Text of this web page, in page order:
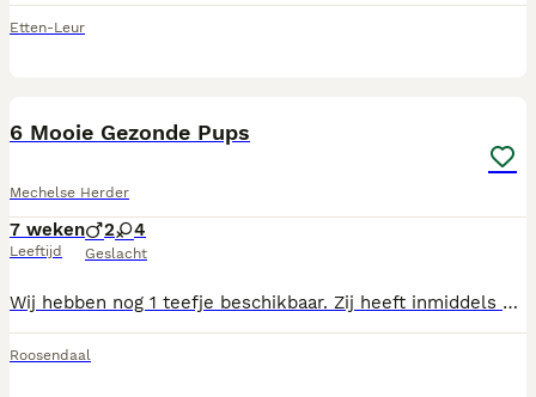
Etten-Leur
6 Mooie Gezonde Pups
Mechelse Herder
7 weken
Leeftijd
2 4
Geslacht
Wij hebben nog 1 teefje beschikbaar. Zij heeft inmiddels alle vaccinaties en is gechipt. Zoals op de foto is te zien zij draagt een roze bandje en is zeer mooi van kleur. Oortjes omhoog en is een deugniet zoals een pup hoort te zijn. Bij interesse laat het ons dan zo snel mogelijk weten. Zijn alle door dierenarts nagekeken. Worden over 4 weken gechipt en ingeënt. Zijn met 2 weken ontwormd en dat zal herhaald worden met 4 weken en met 6 weken. Vader is een bloedlijn van Nederlands Kampioen Ripper. Moeder gaat in Oktober op voor P1. Nog vragen en/of nieuwsgierig geworden maak dan snel een afspraak om te komen kijken. Want wat zijn ze mooi en levendig ❤️
Roosendaal